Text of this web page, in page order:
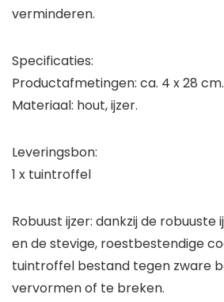
verminderen.
Specificaties:
Productafmetingen: ca. 4 x 28 cm.
Materiaal: hout, ijzer.
Leveringsbon:
1 x tuintroffel
Robuust ijzer: dankzij de
en de stevige, roestbestendige
tuintroffel bestand tegen zware
vervormen of te breken.